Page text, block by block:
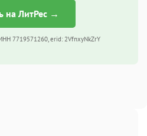
на ЛитРес →
7719571260, erid: 2VfnxyNkZrY